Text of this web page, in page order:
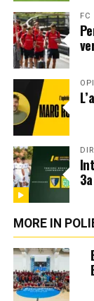
FC
MORE IN